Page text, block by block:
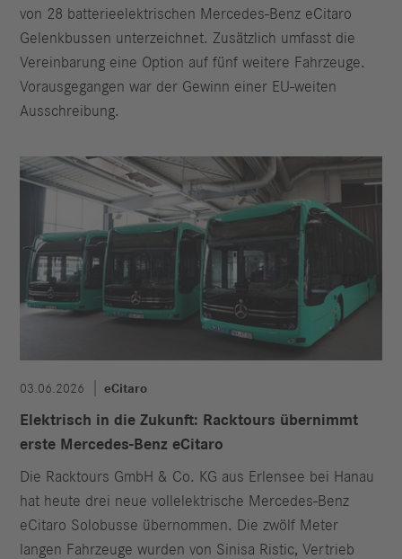
von 28 batterieelektrischen Mercedes-Benz eCitaro
Gelenkbussen unterzeichnet. Zusätzlich umfasst die
Vereinbarung eine Option auf fünf weitere Fahrzeuge.
Vorausgegangen war der Gewinn einer EU-weiten
Ausschreibung.
03.06.2026 eCitaro
Elektrisch in die Zukunft: Racktours übernimmt
erste Mercedes-Benz eCitaro
Die Racktours GmbH & Co. KG aus Erlensee bei Hanau
hat heute drei neue vollelektrische Mercedes-Benz
eCitaro Solobusse übernommen. Die zwölf Meter
langen Fahrzeuge wurden von Sinisa Ristic, Vertrieb